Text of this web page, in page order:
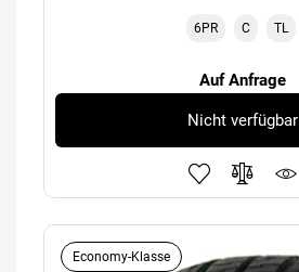
6PR C TL
Auf Anfrage
Nicht verfügbar
Economy-Klasse